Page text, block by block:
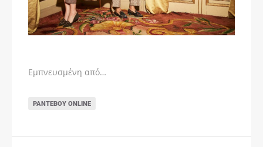
Εμπνευσμένη από…
ΡΑΝΤΕΒΟΎ ONLINE